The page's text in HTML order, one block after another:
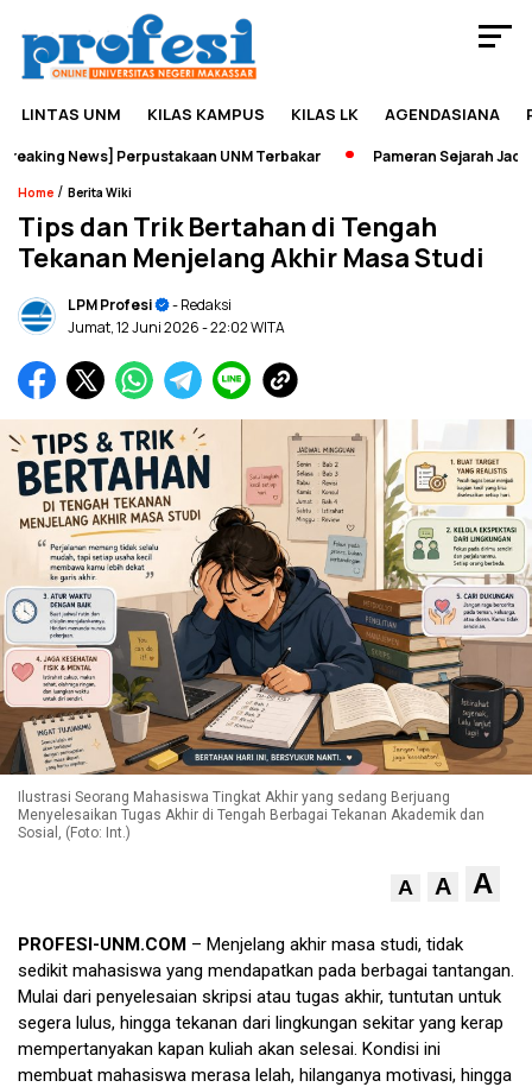
LINTAS UNM KILAS KAMPUS KILAS LK AGENDASIANA
News] Perpustakaan UNM Terbakar Pameran Sejarah Jadi
Home / Berita Wiki
Tips dan Trik Bertahan di Tengah
Tekanan Menjelang Akhir Masa Studi
LPM Profesi
- Redaksi
Jumat, 12 Juni 2026- 22:02 WITA
Ilustrasi Seorang Mahasiswa Tingkat Akhir yang sedang Berjuang
Menyelesaikan Tugas Akhir di Tengah Berbagai Tekanan Akademik dan
Sosial, (Foto: Int.)
A A A
PROFESI-UNM.COM – Menjelang akhir masa studi, tidak
sedikit mahasiswa yang mendapatkan pada berbagai tantangan.
Mulai dari penyelesaian skripsi atau tugas akhir, tuntutan untuk
segera lulus, hingga tekanan dari lingkungan sekitar yang kerap
mempertanyakan kapan kuliah akan selesai. Kondisi ini
membuat mahasiswa merasa lelah, hilanganya motivasi, hingga